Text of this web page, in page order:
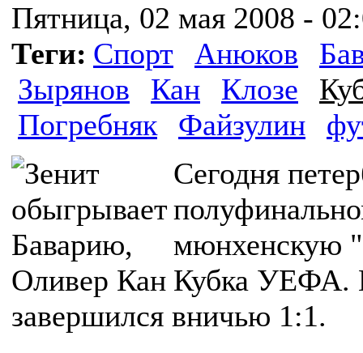
Пятница, 02 мая 2008 -
Теги: Спорт Анюков
Зырянов
Кан Клозе
Погребняк
Файзулин
Сегодня
мюнхенскую
Кубка УЕФА.
завершился вничью 1:1.